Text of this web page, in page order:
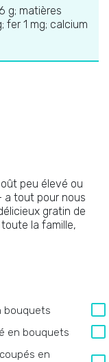
g; matières
fer 1 mg; calcium
peu élevé ou
a tout pour nous
gratin de
la famille,
bouquets
en bouquets
en